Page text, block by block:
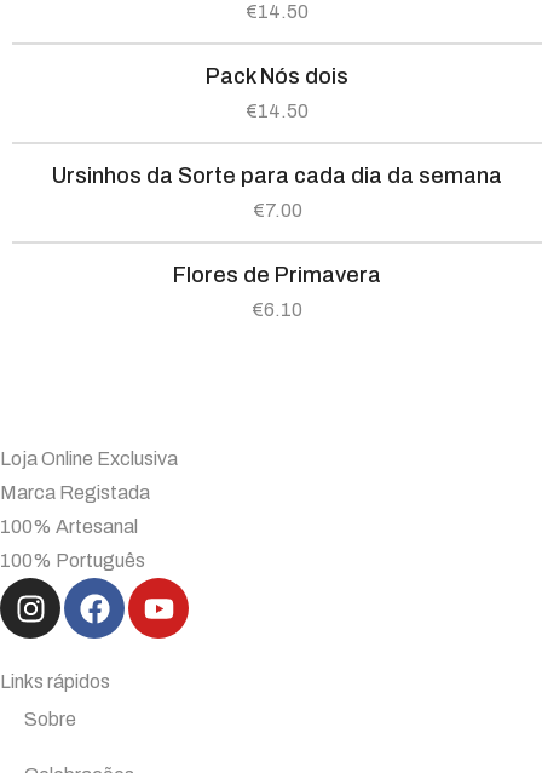
€14.50
Pack Nós dois
€14.50
Ursinhos da Sorte para cada dia da semana
€7.00
Flores de Primavera
€6.10
Loja Online Exclusiva
Marca Registada
100% Artesanal
100% Português
Links rápidos
Sobre